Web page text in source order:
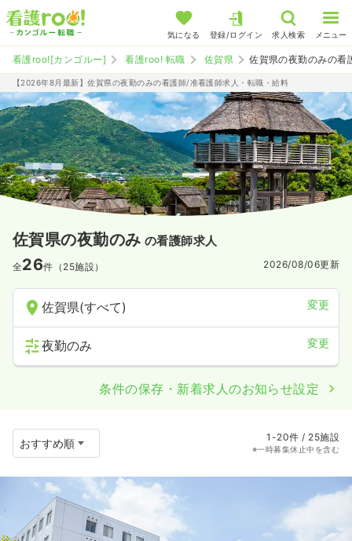
気になる 登録/ログイン 求人検索 メニュー
看護roo![カンゴルー] 看護roo! 転職 佐賀県 佐賀県の夜勤のみの看
【2026年8月最新】佐賀県の夜勤のみの看護師/准看護師求人・転職・給料
佐賀県の夜勤のみ の看護師求人
全26件（25施設） 2026/08/06更新
佐賀県(すべて) 変更
夜勤のみ 変更
条件の保存・新着求人のお知らせ設定
1-20件 / 25施設
※一時募集休止中を含む